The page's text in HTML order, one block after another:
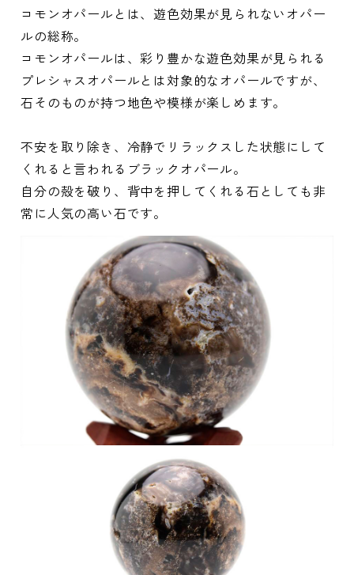
コモンオパールとは、遊色効果が見られないオパー
ルの総称。
コモンオパールは、彩り豊かな遊色効果が見られる
プレシャスオパールとは対象的なオパールですが、
石そのものが持つ地色や模様が楽しめます。
不安を取り除き、冷静でリラックスした状態にして
くれると言われるブラックオパール。
自分の殻を破り、背中を押してくれる石としても非
常に人気の高い石です。